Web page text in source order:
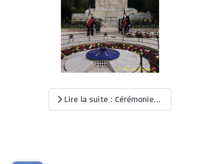
Lire la suite : Cérémonie d'hommage aux résistants